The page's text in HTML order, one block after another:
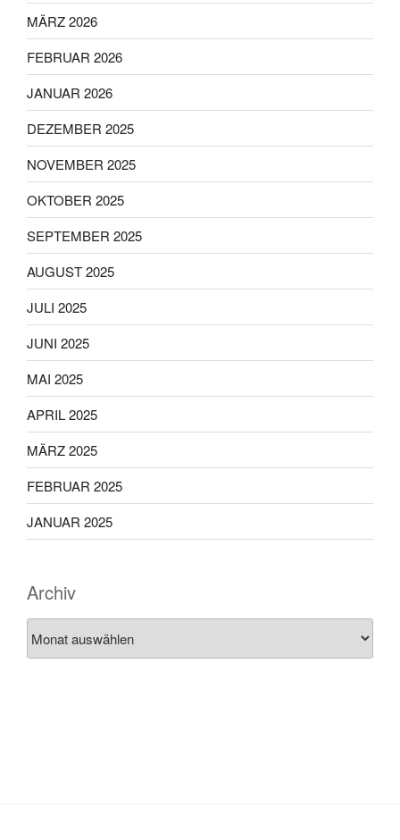
MÄRZ 2026
FEBRUAR 2026
JANUAR 2026
DEZEMBER 2025
NOVEMBER 2025
OKTOBER 2025
SEPTEMBER 2025
AUGUST 2025
JULI 2025
JUNI 2025
MAI 2025
APRIL 2025
MÄRZ 2025
FEBRUAR 2025
JANUAR 2025
Archiv